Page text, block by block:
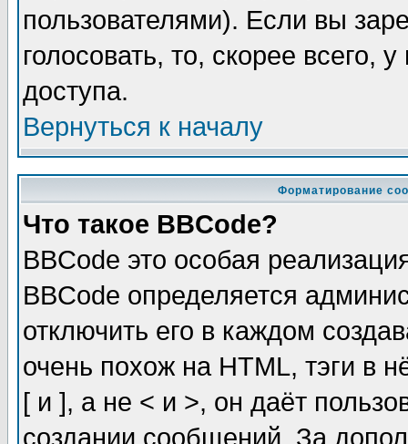
пользователями). Если вы
голосовать, то, скорее всего,
доступа.
Вернуться к началу
Форматирование
Что такое BBCode?
BBCode это особая
BBCode определяется
отключить его в каждом
очень похож на HTML, тэги в
[ и ], а не < и >, он даёт
создании сообщений. За